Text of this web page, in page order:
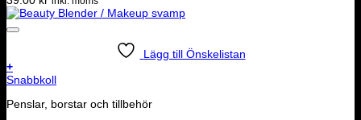
Lägg till Önskelistan
+
Snabbkoll
Penslar, borstar och tillbehör